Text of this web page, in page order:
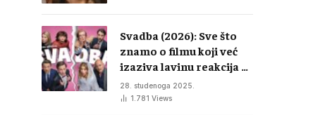
Svadba (2026): Sve što
znamo o filmu koji već
izaziva lavinu reakcija u
regiji
28. studenoga 2025.
1.781 Views